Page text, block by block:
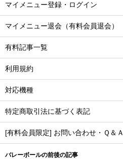
マイメニュー登録・ログイン
マイメニュー退会（有料会員退会）
有料記事一覧
利用規約
対応機種
特定商取引法に基づく表記
[有料会員限定] お問い合わせ・Ｑ＆Ａ
バレーボールの前後の記事